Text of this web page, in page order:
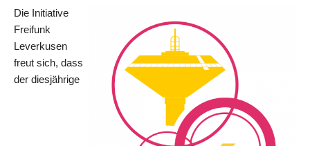
Die Initiative
Freifunk
Leverkusen
freut sich, dass
der diesjährige